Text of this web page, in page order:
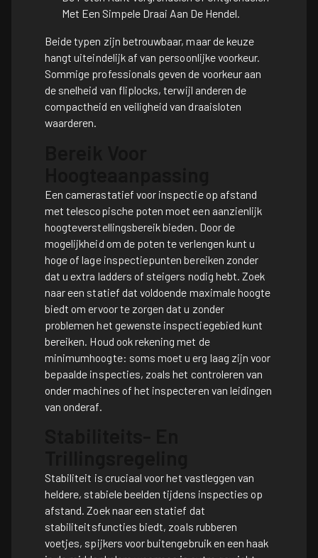
Met Een Simpele Draai Aan De Hendel.
Beide typen zijn betrouwbaar, maar de keuze
hangt uiteindelijk af van persoonlijke voorkeur.
Sommige professionals geven de voorkeur aan
de snelheid van fliplocks, terwijl anderen de
compactheid en veiligheid van draaisloten
waarderen.
Een camerastatief voor inspectie op afstand
met telescopische poten moet een aanzienlijk
hoogteverstellingsbereik bieden. Door de
mogelijkheid om de poten te verlengen kunt u
hoge of lage inspectiepunten bereiken zonder
dat u extra ladders of steigers nodig hebt. Zoek
naar een statief dat voldoende maximale hoogte
biedt om ervoor te zorgen dat u zonder
problemen het gewenste inspectiegebied kunt
bereiken. Houd ook rekening met de
minimumhoogte: soms moet u erg laag zijn voor
bepaalde inspecties, zoals het controleren van
onder machines of het inspecteren van leidingen
van onderaf.
Stabiliteit is cruciaal voor het vastleggen van
heldere, stabiele beelden tijdens inspecties op
afstand. Zoek naar een statief dat
stabiliteitsfuncties biedt, zoals rubberen
voetjes, spijkers voor buitengebruik en een haak